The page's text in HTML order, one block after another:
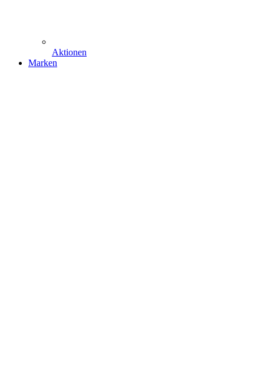
Aktionen
Marken